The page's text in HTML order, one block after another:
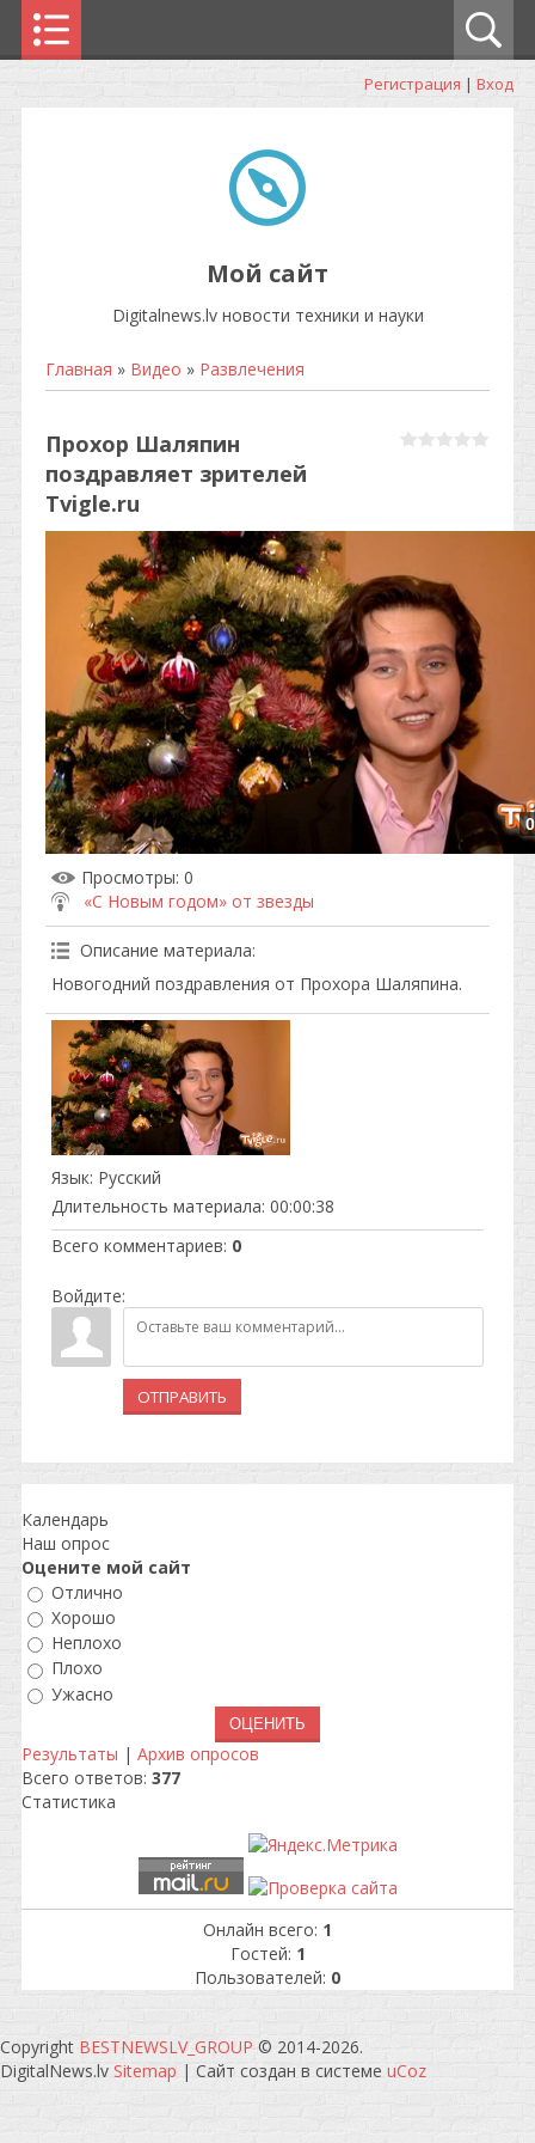
Регистрация | Вход
Мой сайт
Digitalnews.lv новости техники и науки
Главная » Видео » Развлечения
Прохор Шаляпин
поздравляет зрителей
Tvigle.ru
Просмотры: 0
«С Новым годом» от звезды
Описание материала:
Новогодний поздравления от Прохора Шаляпина.
Язык: Русский
Длительность материала: 00:00:38
Всего комментариев: 0
Войдите:
ОТПРАВИТЬ
Календарь
Наш опрос
Оцените мой сайт
Отлично
Хорошо
Неплохо
Плохо
Ужасно
Результаты | Архив опросов
Всего ответов: 377
Статистика
Онлайн всего: 1
Гостей: 1
Пользователей: 0
Copyright BESTNEWSLV_GROUP © 2014-2026.
DigitalNews.lv Sitemap | Сайт создан в системе uCoz